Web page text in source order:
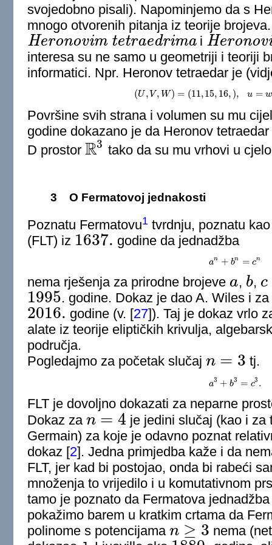
svojedobno pisali). Napominjemo da s
mnogo otvorenih pitanja iz teorije
Heronovim tetraedrima
Heronovim tetraedrima i Heronov
Heronovim
interesa su ne samo u geometriji i teoriji
informatici. Npr. Heronov tetraedar je
(U, V , W) = (11,15, 16, ), u = w
(U V,W )=(11,15,16 ), u= w=
Površine svih strana i volumen su mu
godine dokazano je da Heronov
D prostor R3
R3 tako da su mu vrhovi u
3 O Fermatovoj jednakosti
Poznatu Fermatovu1tvrdnju, poznatu kao
(FLT) iz 1637.
1637. godine da jednadžba
an + bn = cn
a n+ bn =cn
nema rješenja za prirodne brojeve a
a , b
b , c
c
1995
1995 . godine. Dokaz je dao A. Wiles i
2016.
2016. godine (v. [27]). Taj je dokaz vrlo
alate iz teorije eliptičkih krivulja,
područja.
Pogledajmo za početak slučaj n = 3
n=3 tj.
a3 + b3 = c3 .
a 3+ b3 =c3.
FLT je dovoljno dokazati za neparne
Dokaz za n = 4
n=4
je jedini slučaj (kao i za
Germain) za koje je odavno poznat
dokaz [2]. Jedna primjedba kaže i da
FLT, jer kad bi postojao, onda bi rabeći
množenja to vrijedilo i u komutativnom
tamo je poznato da Fermatova
pokažimo barem u kratkim crtama da
polinome s potencijama n ≥ 3
n≥3
nema